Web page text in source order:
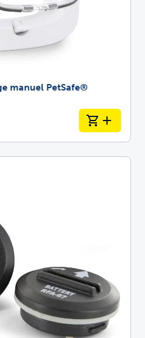
manuel PetSafe®